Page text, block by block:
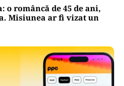
o româncă de 45 de ani,
Misiunea ar fi vizat un